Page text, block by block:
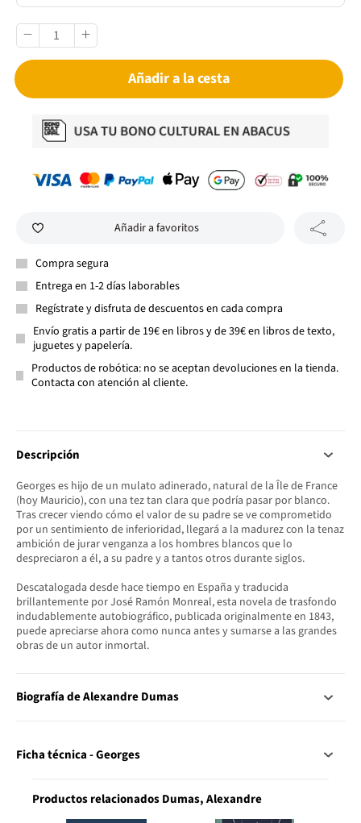
Añadir a la cesta
Añadir a favoritos
Compra segura
Entrega en 1-2 días laborables
Regístrate y disfruta de descuentos en cada compra
Envío gratis a partir de 19€ en libros y de 39€ en libros de texto,
juguetes y papelería.
Productos de robótica: no se aceptan devoluciones en la tienda.
Contacta con atención al cliente.
Descripción
Georges es hijo de un mulato adinerado, natural de la Île de France
(hoy Mauricio), con una tez tan clara que podría pasar por blanco.
Tras crecer viendo cómo el valor de su padre se ve comprometido
por un sentimiento de inferioridad, llegará a la madurez con la tenaz
ambición de jurar venganza a los hombres blancos que lo
despreciaron a él, a su padre y a tantos otros durante siglos.
Descatalogada desde hace tiempo en España y traducida
brillantemente por José Ramón Monreal, esta novela de trasfondo
indudablemente autobiográfico, publicada originalmente en 1843,
puede apreciarse ahora como nunca antes y sumarse a las grandes
obras de un autor inmortal.
Biografía de Alexandre Dumas
Ficha técnica - Georges
Productos relacionados Dumas, Alexandre